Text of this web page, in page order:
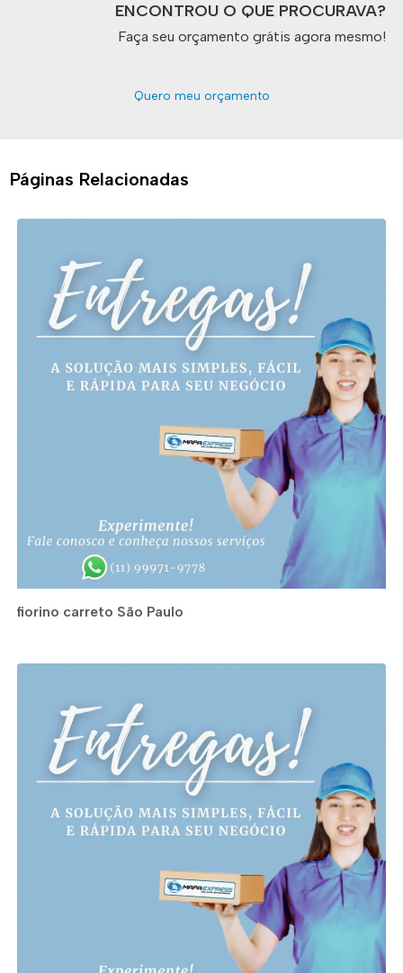
ENCONTROU O QUE PROCURAVA?
Faça seu orçamento grátis agora mesmo!
Quero meu orçamento
Páginas Relacionadas
fiorino carreto São Paulo